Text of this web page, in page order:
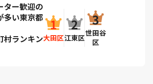
ター歓迎の
多い東京都
村ランキン大田区江東区世田谷
区